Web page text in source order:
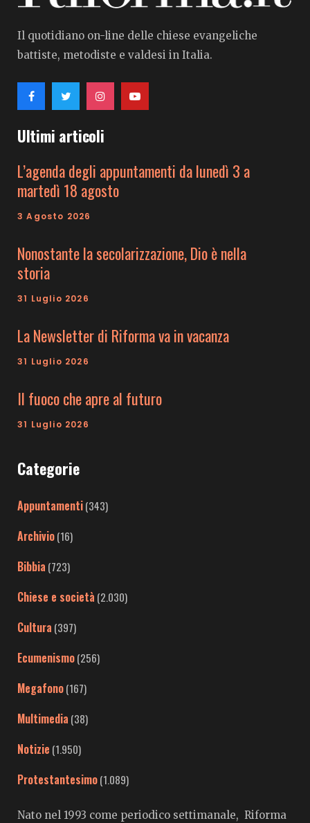
Il quotidiano on-line delle chiese evangeliche
battiste, metodiste e valdesi in Italia.
Ultimi articoli
L’agenda degli appuntamenti da lunedì 3 a
martedì 18 agosto
3 Agosto 2026
Nonostante la secolarizzazione, Dio è nella
storia
31 Luglio 2026
La Newsletter di Riforma va in vacanza
31 Luglio 2026
Il fuoco che apre al futuro
31 Luglio 2026
Categorie
Appuntamenti(343)
Archivio(16)
Bibbia (723)
Chiese e società (2.030)
Cultura (397)
Ecumenismo(256)
Megafono(167)
Multimedia (38)
Notizie (1.950)
Protestantesimo(1.089)
Nato nel 1993 come periodico settimanale, Riforma